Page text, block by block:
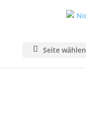
Seite wählen